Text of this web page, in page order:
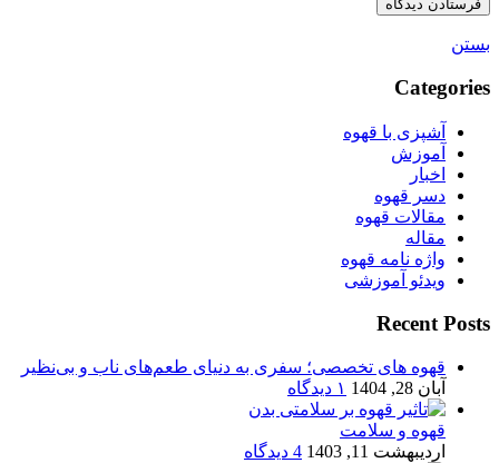
بستن
Categories
آشپزی با قهوه
آموزش
اخبار
دسر قهوه
مقالات قهوه
مقاله
واژه نامه قهوه
ویدئو آموزشی
Recent Posts
قهوه های تخصصی؛ سفری به دنیای طعم‌های ناب و بی‌نظیر
آبان 28, 1404
۱ دیدگاه
قهوه و سلامت
اردیبهشت 11, 1403
4 دیدگاه